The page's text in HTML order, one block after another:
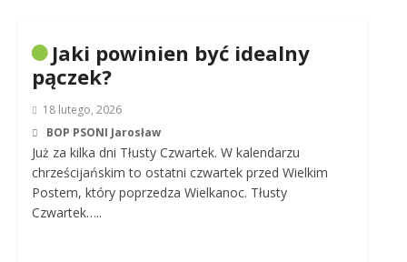
Jaki powinien być idealny
pączek?
18 lutego, 2026
BOP PSONI Jarosław
Już za kilka dni Tłusty Czwartek. W kalendarzu
chrześcijańskim to ostatni czwartek przed Wielkim
Postem, który poprzedza Wielkanoc. Tłusty
Czwartek…..